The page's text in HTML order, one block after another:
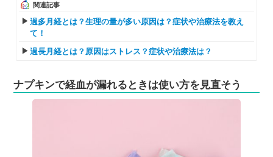
関連記事
過多月経とは？生理の量が多い原因は？症状や治療法を教え
て！
過長月経とは？原因はストレス？症状や治療法は？
ナプキンで経血が漏れるときは使い方を見直そう